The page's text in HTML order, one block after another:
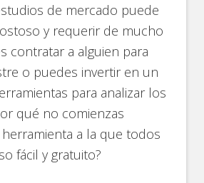
de mercado puede
y requerir de mucho
contratar a alguien para
o puedes invertir en un
para analizar los
qué no comienzas
a la que todos
fácil y gratuito?